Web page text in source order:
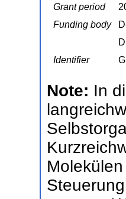
Grant period
Funding body
Identifier
Note: In